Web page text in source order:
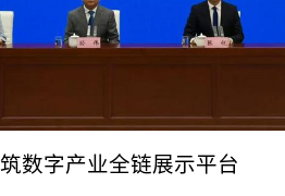
数字产业全链展示平台